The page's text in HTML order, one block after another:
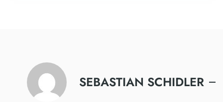
SEBASTIAN SCHIDLER